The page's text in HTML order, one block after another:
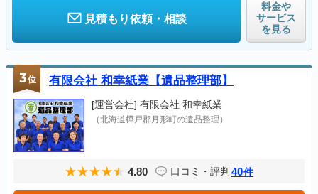
見積もり依頼・相談
料金や
サービス
を見る
3位 有限会社 和幸紙業【遺品整理部】
[運営会社] 有限会社 和幸紙業
（北海道樺戸郡月形町の遺品整理）
4.80 口コミ・評判 40件